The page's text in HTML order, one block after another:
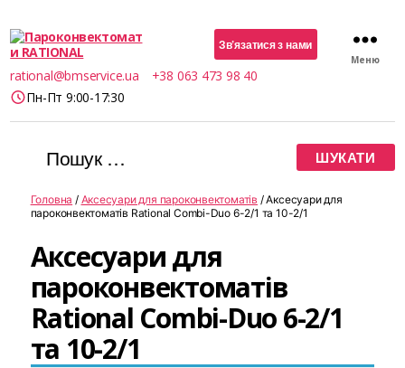
Пароконвектомати
RATIONAL
Зв’язатися з нами
rational@bmservice.ua
+38 063 473 98 40
Пн-Пт 9:00-17:30
Меню
Шукати:
Головна / Аксесуари для пароконвектоматів / Аксесуари для
пароконвектоматів Rational Combi-Duo 6-2/1 та 10-2/1
Аксесуари для
пароконвектоматів
Rational Combi-Duo 6-2/1
та 10-2/1